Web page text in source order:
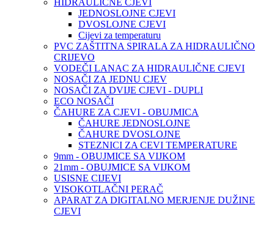
HIDRAULIČNE CJEVI
JEDNOSLOJNE CJEVI
DVOSLOJNE CJEVI
Cijevi za temperaturu
PVC ZAŠTITNA SPIRALA ZA HIDRAULIČNO
CRIJEVO
VODEČI LANAC ZA HIDRAULIČNE CJEVI
NOSAČI ZA JEDNU CJEV
NOSAČI ZA DVIJE CJEVI - DUPLI
ECO NOSAČI
ČAHURE ZA CJEVI - OBUJMICA
ČAHURE JEDNOSLOJNE
ČAHURE DVOSLOJNE
STEZNICI ZA CEVI TEMPERATURE
9mm - OBUJMICE SA VIJKOM
21mm - OBUJMICE SA VIJKOM
USISNE CIJEVI
VISOKOTLAČNI PERAČ
APARAT ZA DIGITALNO MERJENJE DUŽINE
CJEVI